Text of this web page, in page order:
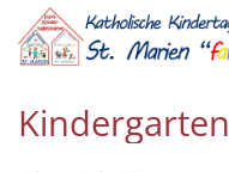
Zum Inhalt springen
Kindergarten